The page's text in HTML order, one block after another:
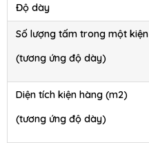
Độ dày
Số lượng tấm trong một kiện
(tương ứng độ dày)
Diện tích kiện hàng (m2)
(tương ứng độ dày)